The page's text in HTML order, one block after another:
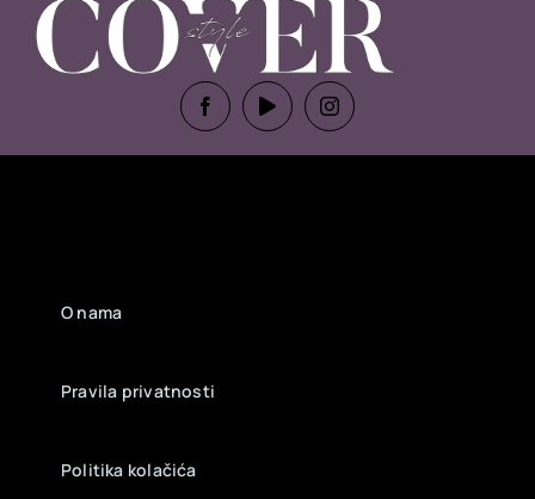
O nama
Pravila privatnosti
Politika kolačića